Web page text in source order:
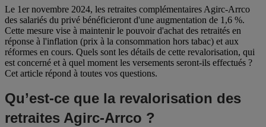
Le 1er novembre 2024, les retraites complémentaires Agirc-Arrco
des salariés du privé bénéficieront d'une augmentation de 1,6 %.
Cette mesure vise à maintenir le pouvoir d'achat des retraités en
réponse à l'inflation (prix à la consommation hors tabac) et aux
réformes en cours. Quels sont les détails de cette revalorisation, qui
est concerné et à quel moment les versements seront-ils effectués ?
Cet article répond à toutes vos questions.
Qu’est-ce que la revalorisation des
retraites Agirc-Arrco ?